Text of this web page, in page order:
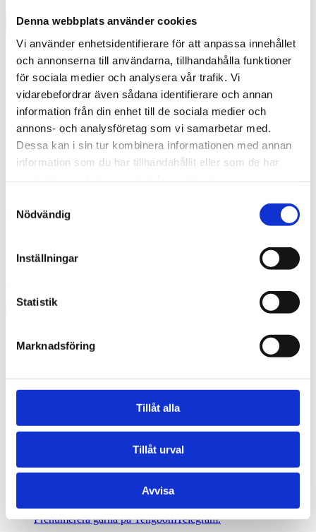
Denna webbplats använder cookies
Vi använder enhetsidentifierare för att anpassa innehållet
och annonserna till användarna, tillhandahålla funktioner
för sociala medier och analysera vår trafik. Vi
vidarebefordrar även sådana identifierare och annan
information från din enhet till de sociala medier och
annons- och analysföretag som vi samarbetar med.
Dessa kan i sin tur kombinera informationen med annan
information som du har tillhandahållit eller som de har
Nödvändig
Inställningar
Statistik
Marknadsföring
Tillåt alla
Tillåt urval
Avvisa
English
What are you looking for?
Sök
Stjärnorp slottsruin 1
Sidfot
Jobba hos oss
På Tengbom letar vi alltid efter människor som vill flytta
gränser med oss. Hör av dig!
Prenumerera gärna på TengbomTelegram.